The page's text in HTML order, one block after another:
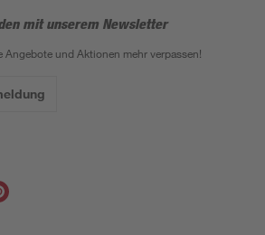
mit unserem Newsletter
Angebote und Aktionen mehr verpassen!